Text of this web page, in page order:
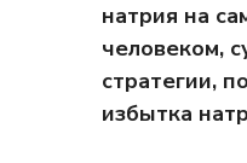
натрия на
человеком,
стратегии,
избытка